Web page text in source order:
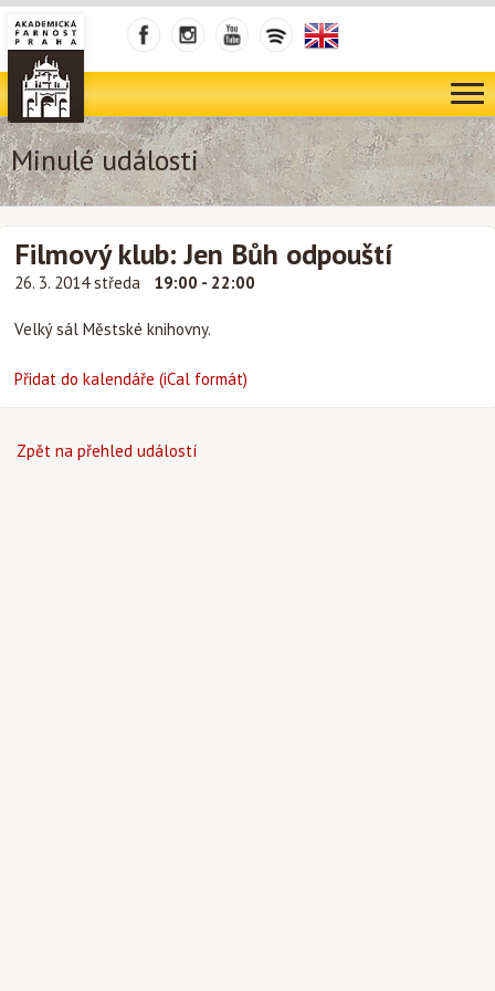
Minulé události
Filmový klub: Jen Bůh odpouští
26. 3. 2014 středa 19:00 - 22:00
Velký sál Městské knihovny.
Přidat do kalendáře (iCal formát)
Zpět na přehled událostí